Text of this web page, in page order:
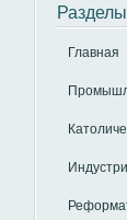
Разделы
Главная